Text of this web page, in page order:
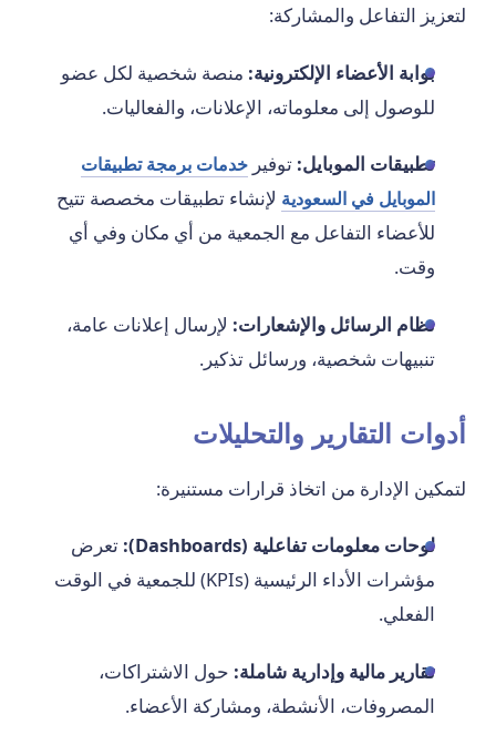
لتعزيز التفاعل والمشاركة:
بوابة الأعضاء الإلكترونية: منصة شخصية لكل عضو
للوصول إلى معلوماته، الإعلانات، والفعاليات.
تطبيقات الموبايل: توفيرخدمات برمجة تطبيقات
الموبايل في السعودية لإنشاء تطبيقات مخصصة تتيح
للأعضاء التفاعل مع الجمعية من أي مكان وفي أي
وقت.
نظام الرسائل والإشعارات: لإرسال إعلانات عامة،
تنبيهات شخصية، ورسائل تذكير.
أدوات التقارير والتحليلات
لتمكين الإدارة من اتخاذ قرارات مستنيرة:
لوحات معلومات تفاعلية (Dashboards):
تعرض
مؤشرات الأداء الرئيسية (KPIs) للجمعية في الوقت
الفعلي.
تقارير مالية وإدارية شاملة: حول الاشتراكات،
المصروفات، الأنشطة، ومشاركة الأعضاء.